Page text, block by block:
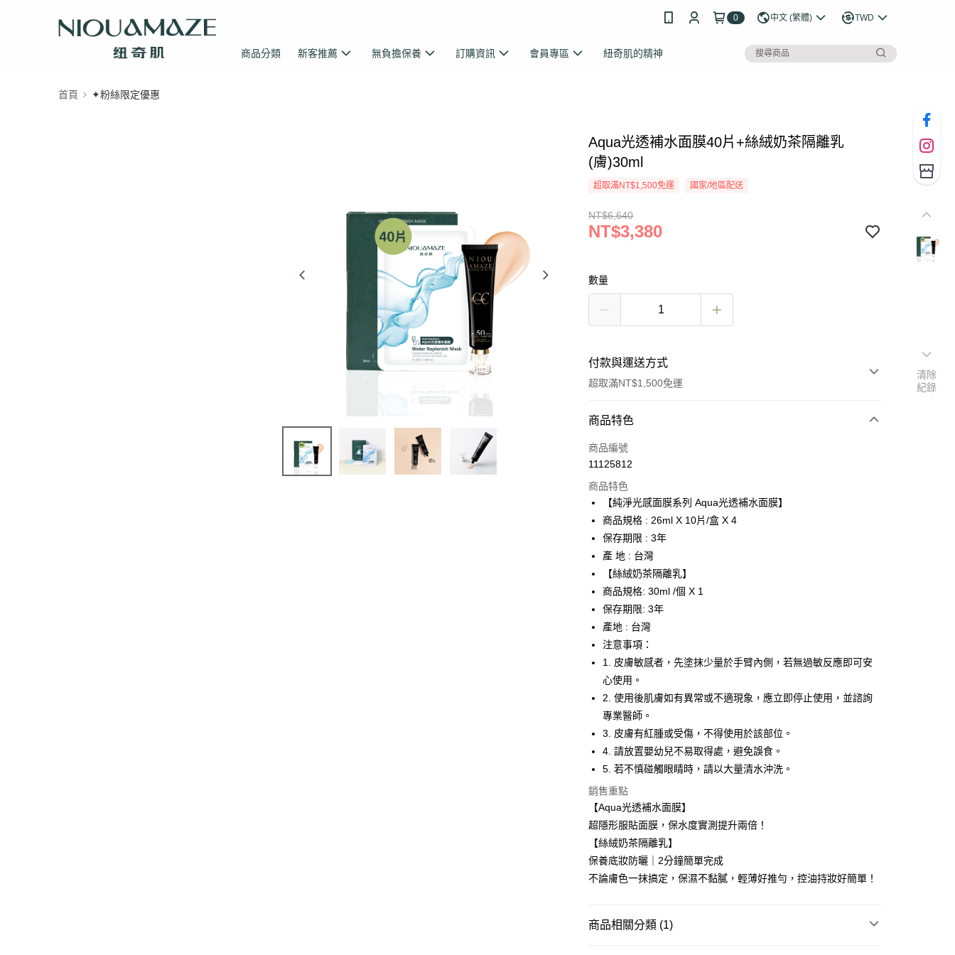
0 中文 (繁體) TWD
商品分類 新客推薦 無負擔保養 訂購資訊 會員專區 紐奇肌的精神
首頁 ✦粉絲限定優惠
Aqua光透補水面膜40片+絲絨奶茶隔離乳
(膚)30ml
超取滿NT$1,500免運 國家/地區配送
NT$6,640
NT$3,380
數量
付款與運送方式
超取滿NT$1,500免運
付款方式
信用卡一次付款
LINE Pay
Apple Pay
街口支付
悠遊付
運送方式
全家取貨付款
每筆NT$65，滿NT$1,500(含以上)免運費
付款後全家取貨
每筆NT$65，滿NT$1,500(含以上)免運費
7-11取貨付款
每筆NT$65，滿NT$1,500(含以上)免運費
付款後7-11取貨
每筆NT$65，滿NT$1,500(含以上)免運費
宅配
每筆NT$100，滿NT$1,500(含以上)免運費
付款後門市自取(需14天內取貨)
港澳 / 亞洲及大洋洲 查看運費
商品特色
商品編號
11125812
商品特色
【純淨光感面膜系列 Aqua光透補水面膜】
商品規格 : 26ml X 10片/盒 X 4
保存期限 : 3年
產 地 : 台灣
【絲絨奶茶隔離乳】
商品規格: 30ml /個 X 1
保存期限: 3年
產地 : 台灣
注意事項：
1. 皮膚敏感者，先塗抹少量於手臂內側，若無過敏反應即可安
心使用。
2. 使用後肌膚如有異常或不適現象，應立即停止使用，並諮詢
專業醫師。
3. 皮膚有紅腫或受傷，不得使用於該部位。
4. 請放置嬰幼兒不易取得處，避免誤食。
5. 若不慎碰觸眼睛時，請以大量清水沖洗。
銷售重點
【Aqua光透補水面膜】
超隱形服貼面膜，保水度實測提升兩倍！
【絲絨奶茶隔離乳】
保養底妝防曬｜2分鐘簡單完成
不論膚色一抹搞定，保濕不黏膩，輕薄好推勻，控油持妝好簡單！
商品相關分類 (1)
清除
紀錄